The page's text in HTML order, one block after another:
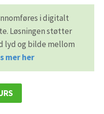
i digitalt
Løsningen støtter
lyd og bilde mellom
mer her